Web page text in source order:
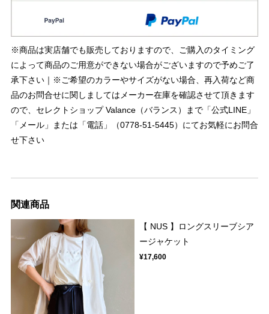
※商品は実店舗でも販売しておりますので、ご購入のタイミング
によって商品のご用意ができない場合がございますので予めご了
承下さい｜※ご希望のカラーやサイズがない場合、再入荷など商
品のお問合せに関しましてはメーカー在庫を確認させて頂きます
ので、セレクトショップ Valance（バランス）まで「公式LINE」
「メール」または「電話」（0778-51-5445）にてお気軽にお問合
せ下さい
関連商品
【 NUS 】ロングスリーブシア
ージャケット
¥17,600